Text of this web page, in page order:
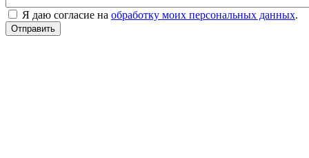
Я даю согласие на обработку моих персональных данных.
Отправить